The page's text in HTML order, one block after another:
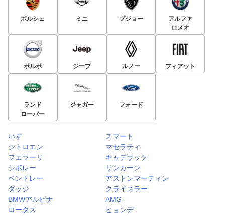
ポルシェ ミニ プジョー
アルファ
ロメオ
ボルボ ジープ ルノー フィアット
ランド
ローバー
ジャガー フォード
いすゞ
スマート
シトロエン
マセラティ
フェラーリ
キャデラック
シボレー
リンカーン
ベントレー
アストンマーティン
ダッジ
クライスラー
BMWアルピナ
AMG
ロータス
ヒョンデ